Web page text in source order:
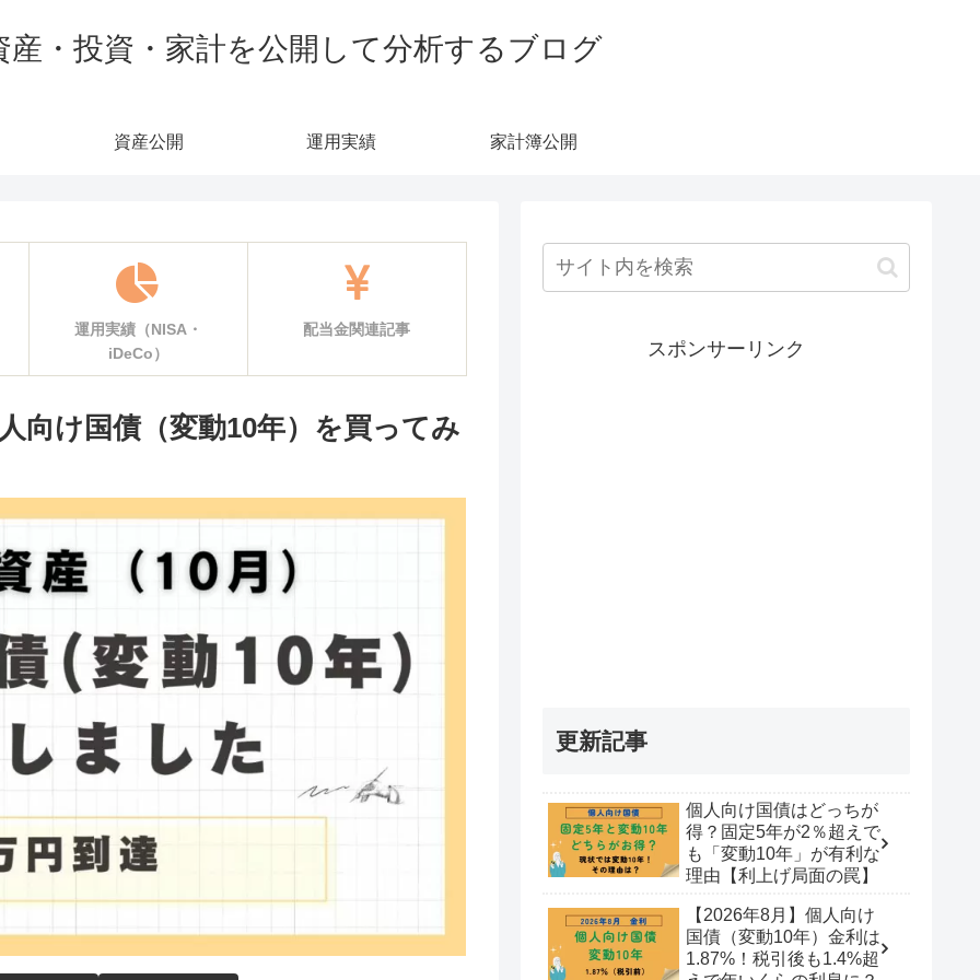
産・投資・家計を公開して分析するブログ
資産公開 運用実績 家計簿公開
運用実績（NISA・
iDeCo）
配当金関連記事
向け国債（変動10年）を買ってみ
スポンサーリンク
更新記事
個人向け国債はどっちが
得？固定5年が2％超えで
も「変動10年」が有利な
理由【利上げ局面の罠】
【2026年8月】個人向け
国債（変動10年）金利は
1.87%！税引後も1.4%超